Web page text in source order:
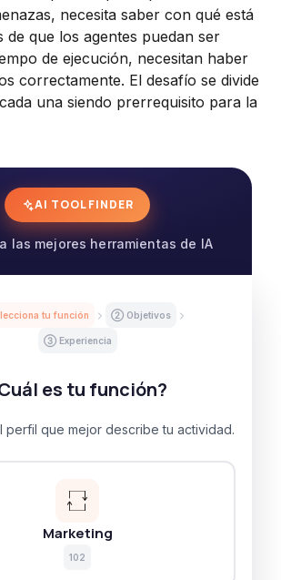
necesita saber con qué está
de que los agentes puedan ser
de ejecución, necesitan haber
correctamente. El desafío se divide
una siendo prerrequisito para la
AI TOOL FINDER
las mejores herramientas de IA
tu función ② Objetivos
③ Experiencia
es tu función?
perfil que mejor describe tu actividad.
Marketing
102